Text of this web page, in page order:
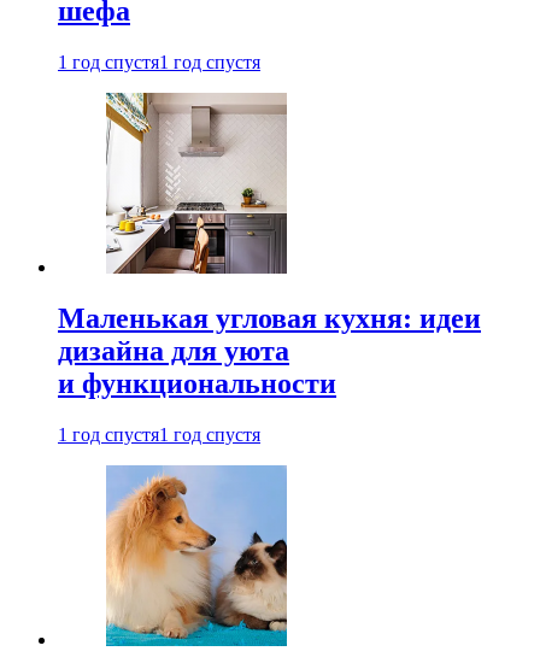
шефа
1 год спустя1 год спустя
Маленькая угловая кухня: идеи
дизайна для уюта
и функциональности
1 год спустя1 год спустя